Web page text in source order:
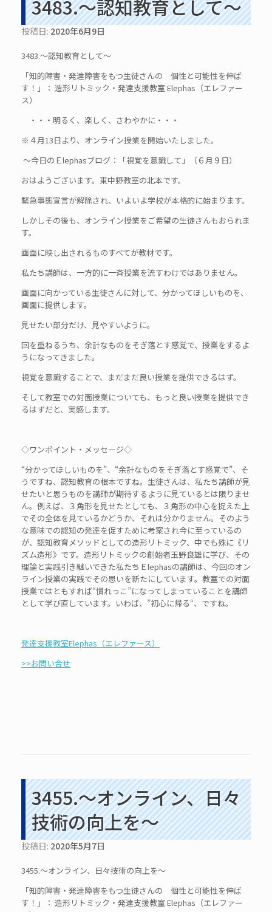
3483.～認知教育として～
投稿日: 2020年6月9日
3483.～認知教育として～
「知的障害・発達障害をもつ生徒さんの 個性と可能性を伸ば
す！」： 造形リトミック・発達支援教室 Elephas（エレファー
ス）
・・・明るく、楽しく、さわやかに・・・
※４月13日より、オンライン授業を開始いたしました。
～今日のＥlephasブログ：「視覚を意識して」（６月９日）
おはようございます。東中野教室の北本です。
緊急事態宣言が解除され、いよいよ学校が本格的に始まります。
しかしその後も、オンライン授業をご希望の生徒さんもおられま
す。
画面に映し出されるものすべてが教材です。
私たち講師は、一方的に一斉授業を流すわけではありません。
画面に向かっている生徒さんに対して、分かってほしいものを、
画面に提供します。
見せたい部分だけ、見やすいように。
回を重ねるうち、余計なものをそぎ落とす感覚で、授業をするよ
うになってきました。
視覚を意識することで、まだまだ良い授業を提供できるはず。
そして教室での対面授業についても、もっと良い授業を提供でき
るはずだと、実感します。
◇ワンポイント・メッセージ◇
“分かってほしいものを”、“余計なものをそぎ落とす感覚で”、そ
うですね、認知教育の根本ですね。生徒さんは、私たち講師が見
せたいと思うものを講師が期待するように見ているとは限りませ
ん。例えば、３角形を見せたとしても、３角形の中心を捉えた上
でその全体を見ているかどうか、それは分かりません。そのよう
な意味での認知の発達を促すために考案され今に至っているの
が、認知教育メソッドとしての造形リトミック、中でも殊に《リ
ズム造形》です。造形リトミックの創始者玉野良雄に学び、その
理論と実践引き継いできた私たちＥlephasの講師は、今回のオン
ライン授業の実践でその思いを新たにしています。教室での対面
授業ではともすれば“慣れっこ”になってしまっていることを講師
として学び直しています。いわば、”初心に帰る“、ですね。
発達支援教室Elephas（エレファース）
>>お問い合せ
3455.～オンライン、日々
技術の向上を～
投稿日: 2020年5月7日
3455.～オンライン、日々技術の向上を～
「知的障害・発達障害をもつ生徒さんの 個性と可能性を伸ば
す！」： 造形リトミック・発達支援教室 Elephas（エレファー